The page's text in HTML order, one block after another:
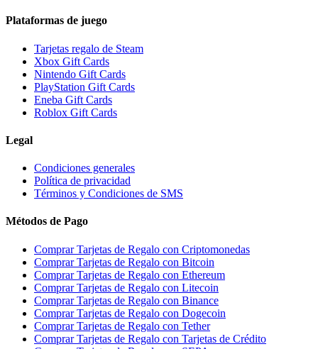
Plataformas de juego
Tarjetas regalo de Steam
Xbox Gift Cards
Nintendo Gift Cards
PlayStation Gift Cards
Eneba Gift Cards
Roblox Gift Cards
Legal
Condiciones generales
Política de privacidad
Términos y Condiciones de SMS
Métodos de Pago
Comprar Tarjetas de Regalo con Criptomonedas
Comprar Tarjetas de Regalo con Bitcoin
Comprar Tarjetas de Regalo con Ethereum
Comprar Tarjetas de Regalo con Litecoin
Comprar Tarjetas de Regalo con Binance
Comprar Tarjetas de Regalo con Dogecoin
Comprar Tarjetas de Regalo con Tether
Comprar Tarjetas de Regalo con Tarjetas de Crédito